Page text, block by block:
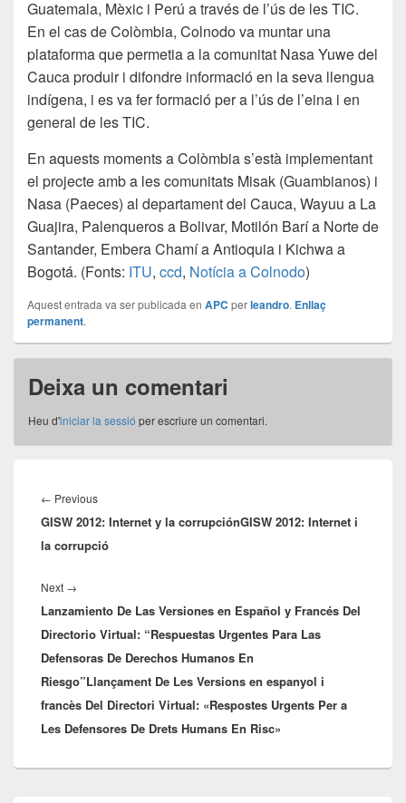
Guatemala, Mèxic i Perú a través de l’ús de les TIC.
En el cas de Colòmbia, Colnodo va muntar una
plataforma que permetia a la comunitat Nasa Yuwe del
Cauca produir i difondre informació en la seva llengua
indígena, i es va fer formació per a l’ús de l’eina i en
general de les TIC.
En aquests moments a Colòmbia s’està implementant
el projecte amb a les comunitats Misak (Guambianos) i
Nasa (Paeces) al departament del Cauca, Wayuu a La
Guajira, Palenqueros a Bolivar, Motilón Barí a Norte de
Santander, Embera Chamí a Antioquia i Kichwa a
Bogotá. (Fonts: ITU, ccd, Notícia a Colnodo)
Aquest entrada va ser publicada en APC perleandro. Enllaç
permanent.
Deixa un comentari
Heu d'iniciar la sessió per escriure un comentari.
d'entrades
← PreviousPrevious
post:
GISW 2012: Internet y la corrupciónGISW 2012: Internet i
la corrupció
Next →
post:
Lanzamiento De Las Versiones en Español y Francés Del
Directorio Virtual: “Respuestas Urgentes Para Las
Defensoras De Derechos Humanos En
Riesgo”Llançament De Les Versions en espanyol i
francès Del Directori Virtual: «Respostes Urgents Per a
Les Defensores De Drets Humans En Risc»